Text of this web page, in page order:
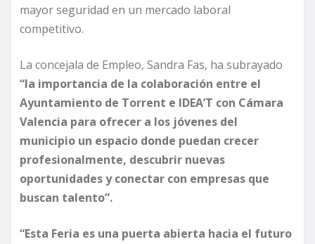
mayor seguridad en un mercado laboral
competitivo.
La concejala de Empleo, Sandra Fas, ha subrayado
“la importancia de la colaboración entre el
Ayuntamiento de Torrent e IDEA’T con Cámara
Valencia para ofrecer a los jóvenes del
municipio un espacio donde puedan crecer
profesionalmente, descubrir nuevas
oportunidades y conectar con empresas que
buscan talento”.
“Esta Feria es una puerta abierta hacia el futuro